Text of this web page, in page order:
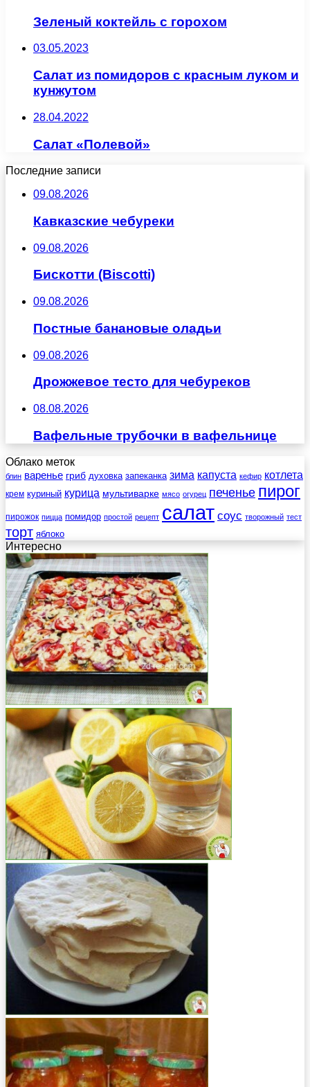
Зеленый коктейль с горохом
03.05.2023
Салат из помидоров с красным луком и
кунжутом
28.04.2022
Салат «Полевой»
Последние записи
09.08.2026
Кавказские чебуреки
09.08.2026
Бискотти (Biscotti)
09.08.2026
Постные банановые оладьи
09.08.2026
Дрожжевое тесто для чебуреков
08.08.2026
Вафельные трубочки в вафельнице
Облако меток
блин варенье гриб духовка запеканка зима капуста кефир котлета
крем куриный курица мультиварке мясо огурец печенье пирог
пирожок пицца помидор простой рецепт салат соус творожный тест
торт яблоко
Интересно